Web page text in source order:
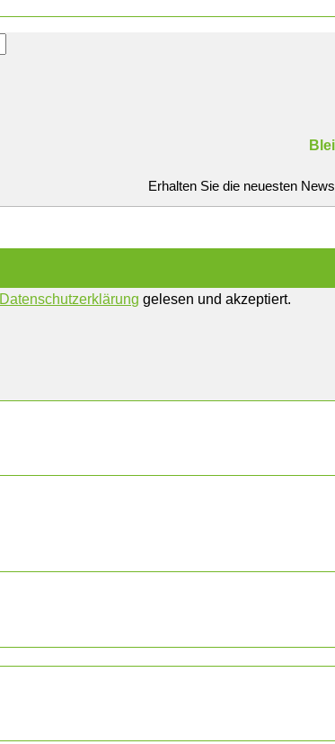
Erhalten Sie die neuesten
Datenschutzerklärung gelesen und akzeptiert.